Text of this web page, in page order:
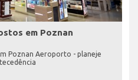
em Poznan
Poznan Aeroporto - planeje